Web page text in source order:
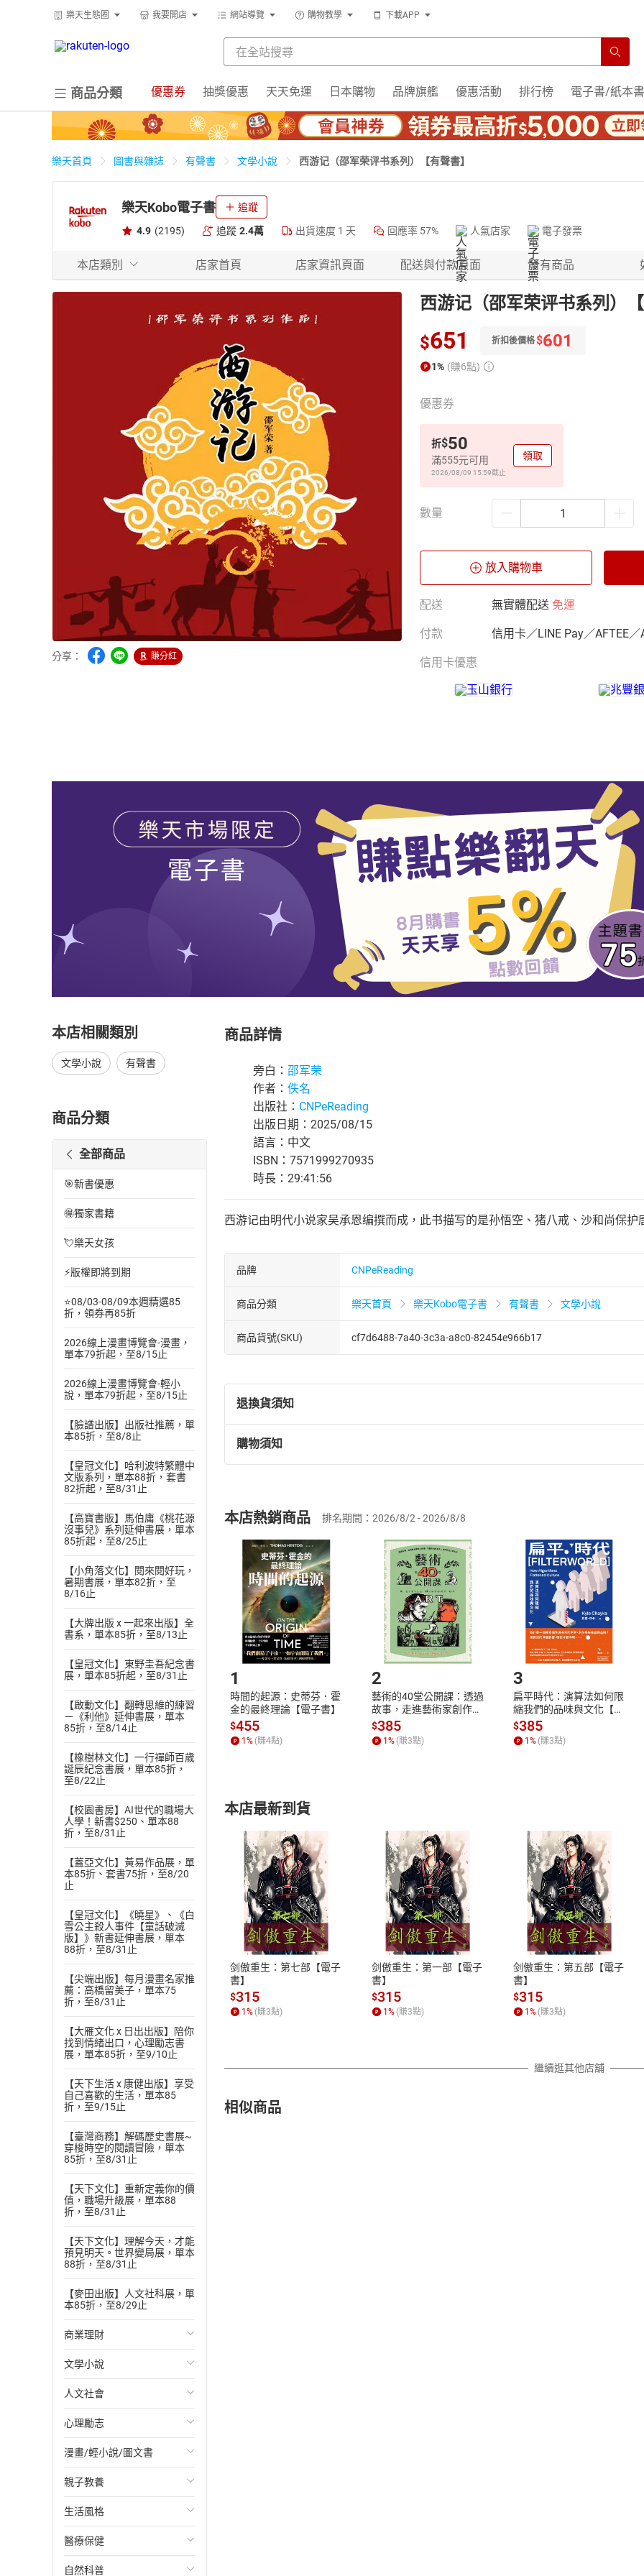
樂天生態圈 我要開店 網站導覽 購物教學 下載APP
商品分類 優惠券 抽獎優惠 天天免運 日本購物 品牌旗艦 優惠活動 排行榜 電子書/紙本書
樂天首頁 圖書與雜誌 有聲書 文學小說 西游记（邵军荣评书系列）【有聲書】
樂天Kobo電子書 追蹤
4.9 (2195) 追蹤 2.4萬 出貨速度 1 天 回應率 57% 人氣店家 電子發票
本店類別 店家首頁 店家資訊頁面 配送與付款頁面 所有商品
分享： 賺分紅
西游记（邵军荣评书系列）
$651 折扣後價格$601
1% (賺6點)
優惠券
折$50
滿555元可用
2026/08/09 15:59截止
領取
數量
放入購物車
配送 無實體配送 免運
付款 信用卡／LINE Pay／AFTEE／
信用卡優惠
本店相關類別
文學小說 有聲書
商品分類
全部商品
🎯新書優惠
🉐獨家書籍
💘樂天女孩
⚡版權即將到期
⭐08/03-08/09本週精選85
折，領券再85折
2026線上漫畫博覽會-漫畫，
單本79折起，至8/15止
2026線上漫畫博覽會-輕小
說，單本79折起，至8/15止
【臉譜出版】出版社推薦，單
本85折，至8/8止
【皇冠文化】哈利波特繁體中
文版系列，單本88折，套書
82折起，至8/31止
【高寶書版】馬伯庸《桃花源
沒事兒》系列延伸書展，單本
85折起，至8/25止
【小角落文化】閱來閱好玩，
暑期書展，單本82折，至
8/16止
【大牌出版 x 一起來出版】全
書系，單本85折，至8/13止
【皇冠文化】東野圭吾紀念書
展，單本85折起，至8/31止
【啟動文化】翻轉思維的練習
－《利他》延伸書展，單本
85折，至8/14止
【橡樹林文化】一行禪師百歲
誕辰紀念書展，單本85折，
至8/22止
【校園書房】AI世代的職場大
人學！新書$250、單本88
折，至8/31止
【蓋亞文化】黃易作品展，單
本85折、套書75折，至8/20
止
【皇冠文化】《曉星》、《白
雪公主殺人事件【童話破滅
版】》新書延伸書展，單本
88折，至8/31止
【尖端出版】每月漫畫名家推
薦：高橋留美子，單本75
折，至8/31止
【大雁文化 x 日出出版】陪你
找到情緒出口，心理勵志書
展，單本85折，至9/10止
【天下生活 x 康健出版】享受
自己喜歡的生活，單本85
折，至9/15止
【臺灣商務】解碼歷史書展~
穿梭時空的閱讀冒險，單本
85折，至8/31止
【天下文化】重新定義你的價
值，職場升級展，單本88
折，至8/31止
【天下文化】理解今天，才能
預見明天。世界變局展，單本
88折，至8/31止
【麥田出版】人文社科展，單
本85折，至8/29止
商業理財
投資理財
經濟/趨勢
財務/金融
管理/領導
職場工作術
成功法
行銷/廣告
傳記
文學小說
歐美文學
日本文學
韓國文學
華文文學
經典文學
成長/家庭生活小說
懸疑/推理小說
人文社會
國際關係
政治
社會科學
台灣/中國歷史
日/韓歷史
其他歷史/史學
心理勵志
心靈成長/情緒
人際關係
兩性關係
心理學
漫畫/輕小說/圖文書
輕小說
奇幻/科幻
愛情故事
職場/社會寫實
親子教養
教育現場
兒童文學/故事
兒童科普/學習
生活風格
飲食/食譜
健身/美顏
醫療保健
健康/養生
自然科普
商品詳情
旁白： 邵军荣
作者： 佚名
出版社： CNPeReading
出版日期：2025/08/15
語言：中文
ISBN：7571999270935
時長：29:41:56
西游记由明代小说家吴承恩编撰而成，此书描写的是孙悟空、猪八戒、沙和尚保
品牌 CNPeReading
商品分類 樂天首頁 樂天Kobo電子書 有聲書 文學小說
商品貨號(SKU) cf7d6488-7a40-3c3a-a8c0-82454e966b17
退換貨須知
退換貨規定：
(一)依消費者保護法第19條第1項後段暨通訊交易解除權合理例外情事適用
(二)消費者訂購本店鋪之商品即代表知悉本店鋪所銷售之商品為電子書，
且已下載/存取電子書，不得請求退貨退款。
退貨方式：您欲取消訂單或辦理退貨時，請登入樂天市場，並於「我的訂單
貨」，本店鋪將依您的申請進行審核，待審核通過後將為您辦理退款事宜。
請注意，樂天市場須以整筆訂單為單位進行取消/退貨，恕無法以單支商品取
購物須知
挑選商品
Choose
放入購物車
Shopping cart
登入帳號
Login
購書後，如何開始使用？
Step1.選擇閱讀載具 Step2.登入
付款方式
ATM轉帳、信用卡、LINE PAY、AFTEE
退換貨規範
本店是否提供消費者保護法七日猶
之權利，遽消費者保護法及通訊交
除權合理例外情事適用準則，依商
質各有不同規定。詳細退換貨說明
照各商品說明。
本店熱銷商品 排名期間：2026/8/2 - 2026/8/8
1
時間的起源：史蒂芬．霍
金的最終理論【電子書】
$455
1 % (賺4點)
2
藝術的40堂公開課：透過
故事，走進藝術家創作現
場，看藝術如何誕生、如
何形塑人類生活【電子
書】
$385
1 % (賺3點)
3
扁平時代：演算法如何限
縮我們的品味與文化【電
子書】
$385
1 % (賺3點)
本店最新到貨
剑傲重生：第七部【電子
書】
$315
1 % (賺3點)
剑傲重生：第一部【電子
書】
$315
1 % (賺3點)
剑傲重生：第五部【電子
書】
$315
1 % (賺3點)
繼續逛其他店舖
相似商品